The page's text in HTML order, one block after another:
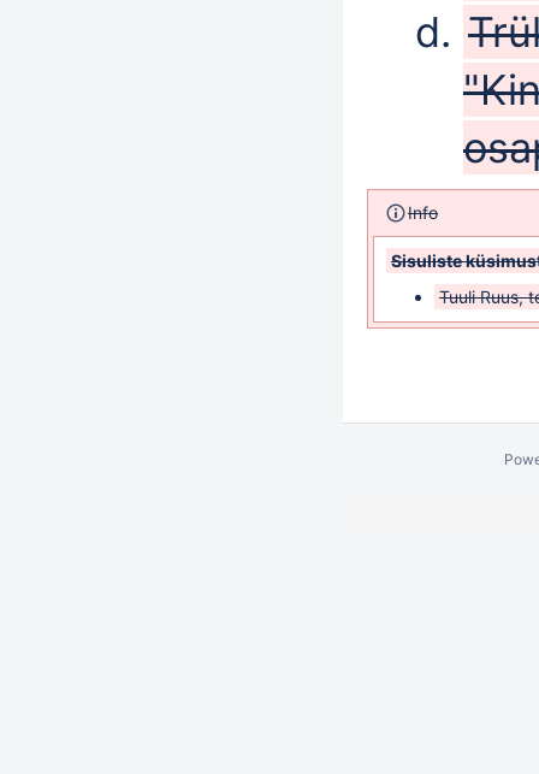
Info
Sisuliste
Tuuli Ruus,